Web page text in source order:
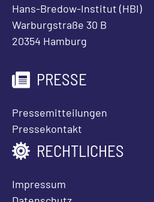
Hans-Bredow-Institut (HBI)
Warburgstraße 30 B
20354 Hamburg
PRESSE
Pressemitteilungen
Pressekontakt
RECHTLICHES
Impressum